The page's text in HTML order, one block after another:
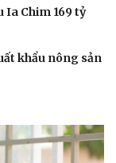
thời sự
cho bé
Ia Chim 169 tỷ
khẩu nông sản